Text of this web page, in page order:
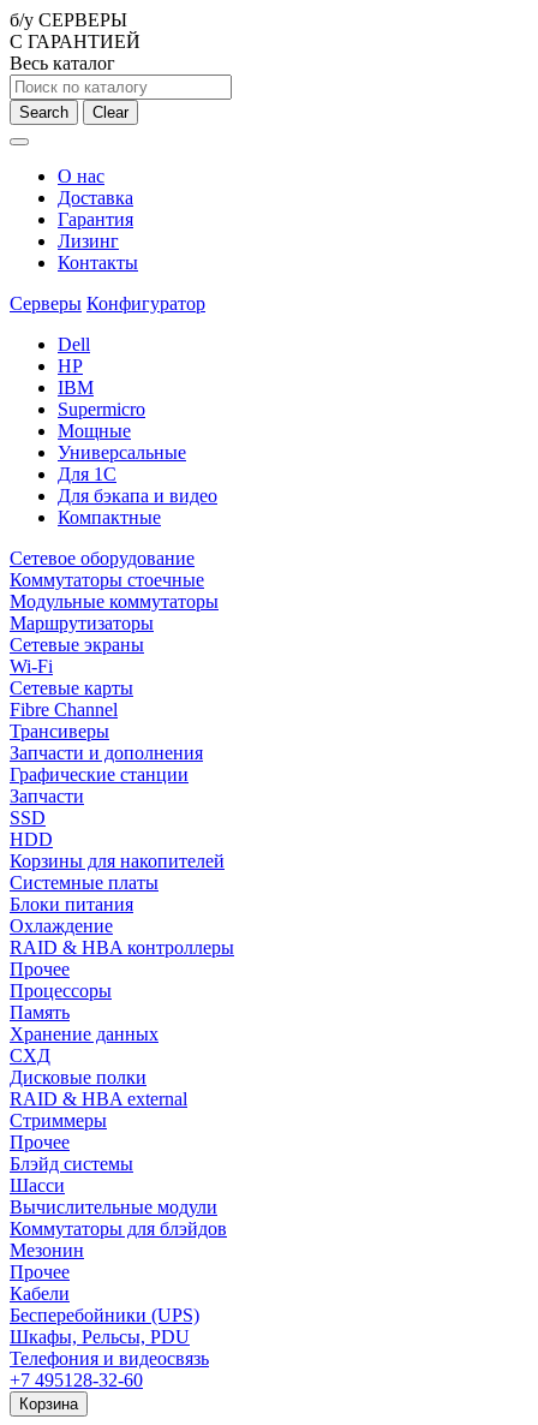
б/у СЕРВЕРЫ
С ГАРАНТИЕЙ
Весь каталог
Search Clear
О нас
Доставка
Гарантия
Лизинг
Контакты
Серверы Конфигуратор
Dell
HP
IBM
Supermicro
Мощные
Универсальные
Для 1С
Для бэкапа и видео
Компактные
Сетевое оборудование
Коммутаторы стоечные
Модульные коммутаторы
Маршрутизаторы
Сетевые экраны
Wi-Fi
Сетевые карты
Fibre Channel
Трансиверы
Запчасти и дополнения
Графические станции
Запчасти
SSD
HDD
Корзины для накопителей
Системные платы
Блоки питания
Охлаждение
RAID & HBA контроллеры
Прочее
Процессоры
Память
Хранение данных
СХД
Дисковые полки
RAID & HBA external
Стриммеры
Прочее
Блэйд системы
Шасси
Вычислительные модули
Коммутаторы для блэйдов
Мезонин
Прочее
Кабели
Бесперебойники (UPS)
Шкафы, Рельсы, PDU
Телефония и видеосвязь
+7 495128-32-60
Корзина